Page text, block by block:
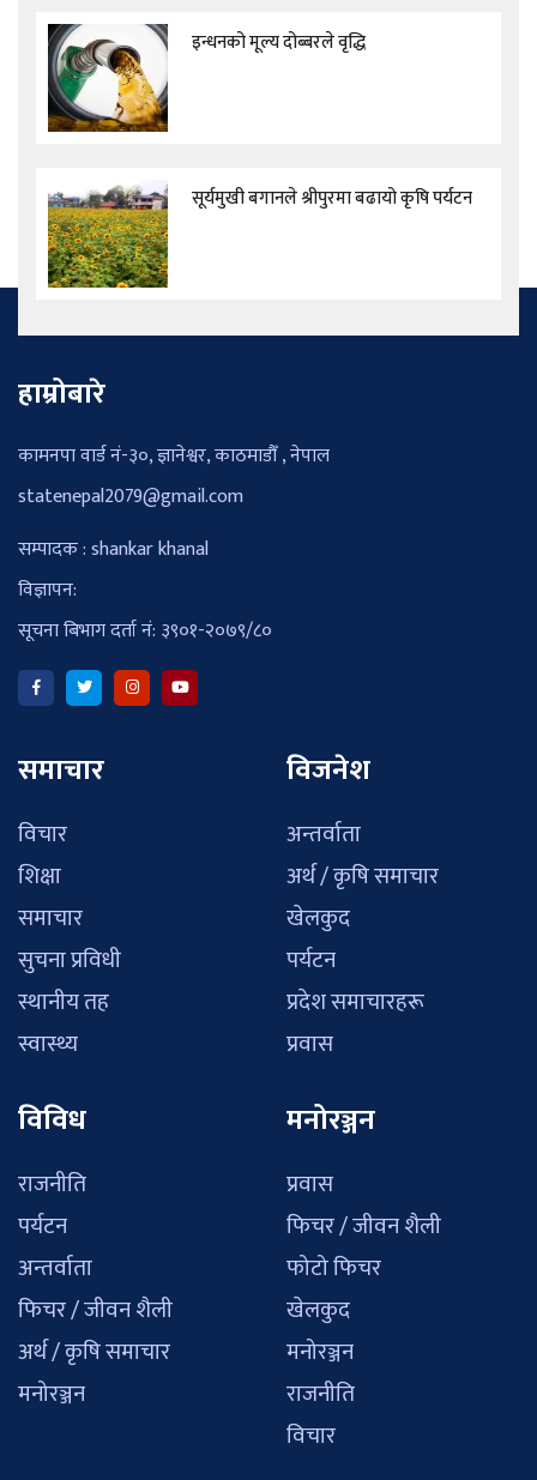
इन्धनको मूल्य दोब्बरले वृद्धि
सूर्यमुखी बगानले श्रीपुरमा बढायो कृषि पर्यटन
हाम्रोबारे
कामनपा वार्ड नं-३०, ज्ञानेश्वर, काठमाडौँ , नेपाल
statenepal2079@gmail.com
सम्पादक : shankar khanal
विज्ञापन:
सूचना बिभाग दर्ता नं: ३९०१-२०७९/८०
समाचार
विचार
शिक्षा
समाचार
सुचना प्रविधी
स्थानीय तह
स्वास्थ्य
विजनेश
अन्तर्वाता
अर्थ / कृषि समाचार
खेलकुद
पर्यटन
प्रदेश समाचारहरू
प्रवास
विविध
राजनीति
पर्यटन
अन्तर्वाता
फिचर / जीवन शैली
अर्थ / कृषि समाचार
मनोरञ्जन
मनोरञ्जन
प्रवास
फिचर / जीवन शैली
फोटो फिचर
खेलकुद
मनोरञ्जन
राजनीति
विचार